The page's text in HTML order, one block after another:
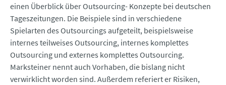
einen Überblick über Outsourcing- Konzepte bei deutschen
Tageszeitungen. Die Beispiele sind in verschiedene
Spielarten des Outsourcings aufgeteilt, beispielsweise
internes teilweises Outsourcing, internes komplettes
Outsourcing und externes komplettes Outsourcing.
Marksteiner nennt auch Vorhaben, die bislang nicht
verwirklicht worden sind. Außerdem referiert er Risiken,